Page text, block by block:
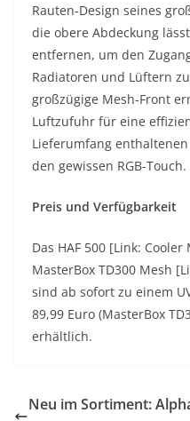
Rauten-Design seines
die obere Abdeckung
entfernen, um den
Radiatoren und Lüftern
großzügige Mesh-Front
Luftzufuhr für eine
Lieferumfang
den gewissen RGB-Touch.
Preis und Verfügbarkeit
Das HAF 500 [Link:
MasterBox TD300 Mesh
sind ab sofort zu einem
89,99 Euro (MasterBox
erhältlich.
Neu im Sortiment: